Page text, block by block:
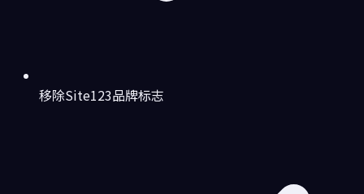
移除Site123品牌标志